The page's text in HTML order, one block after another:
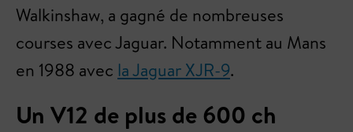
Walkinshaw, a gagné de nombreuses
courses avec Jaguar. Notamment au Mans
en 1988 avec la Jaguar XJR-9.
Un V12 de plus de 600 ch